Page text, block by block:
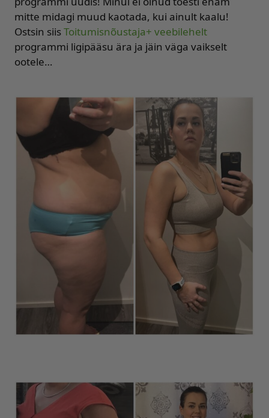
mitte midagi muud kaotada, kui ainult kaalu!
Ostsin siisToitumisnõustaja+ veebilehelt
programmi ligipääsu ära ja jäin väga vaikselt
ootele…